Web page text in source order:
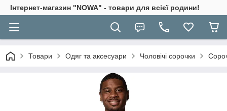
Інтернет-магазин "NOWA" - товари для всієї родини!
Товари Одяг та аксесуари Чоловічі сорочки